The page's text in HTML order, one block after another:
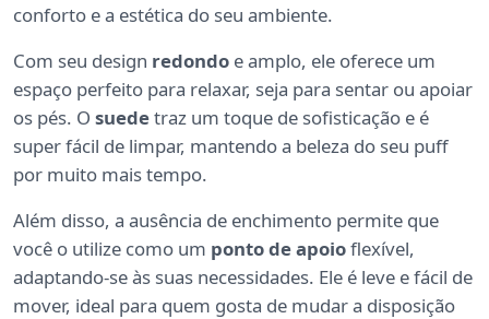
conforto e a estética do seu ambiente.
Com seu design redondo e amplo, ele oferece um
espaço perfeito para relaxar, seja para sentar ou apoiar
os pés. O suedetraz um toque de sofisticação e é
super fácil de limpar, mantendo a beleza do seu puff
por muito mais tempo.
Além disso, a ausência de enchimento permite que
você o utilize como um ponto de apoioflexível,
adaptando-se às suas necessidades. Ele é leve e fácil de
mover, ideal para quem gosta de mudar a disposição